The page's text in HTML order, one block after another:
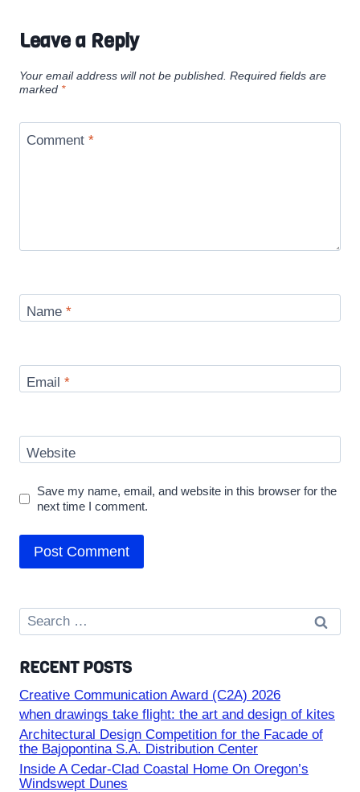
Leave a Reply
Your email address will not be published. Required fields are
marked *
Comment *
Name *
Email *
Website
Save my name, email, and website in this browser for the
next time I comment.
Search
for:
RECENT POSTS
Creative Communication Award (C2A) 2026
when drawings take flight: the art and design of kites
Architectural Design Competition for the Facade of
the Bajopontina S.A. Distribution Center
Inside A Cedar-Clad Coastal Home On Oregon’s
Windswept Dunes